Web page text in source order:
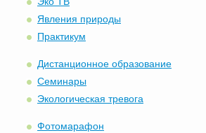
Явления природы
Практикум
Дистанционное образование
Семинары
Экологическая тревога
Фотомарафон